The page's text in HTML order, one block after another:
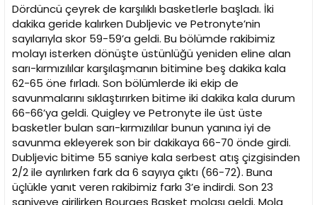
Dördüncü çeyrek de karşılıklı basketlerle başladı. İki
dakika geride kalırken Dubljevic ve Petronyte’nin
sayılarıyla skor 59-59’a geldi. Bu bölümde rakibimiz
molayı isterken dönüşte üstünlüğü yeniden eline alan
sarı-kırmızılılar karşılaşmanın bitimine beş dakika kala
62-65 öne fırladı. Son bölümlerde iki ekip de
savunmalarını sıklaştırırken bitime iki dakika kala durum
66-66’ya geldi. Quigley ve Petronyte ile üst üste
basketler bulan sarı-kırmızılılar bunun yanına iyi de
savunma ekleyerek son bir dakikaya 66-70 önde girdi.
Dubljevic bitime 55 saniye kala serbest atış çizgisinden
2/2 ile ayrılırken fark da 6 sayıya çıktı (66-72). Buna
üçlükle yanıt veren rakibimiz farkı 3’e indirdi. Son 23
saniyeye girilirken Bourges Basket molası geldi. Mola